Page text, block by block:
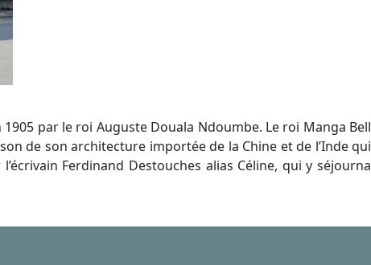
par le roi Auguste Douala Ndoumbe. Le roi Manga Bell
de son architecture importée de la Chine et de l’Inde qui
Ferdinand Destouches alias Céline, qui y séjourna